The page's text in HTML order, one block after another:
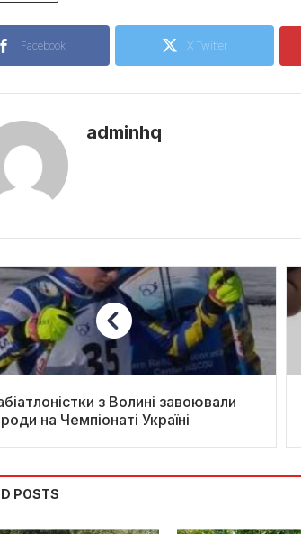
Facebook X Twitter
adminhq
з Волині завоювали
на Чемпіонаті Україні
POSTS